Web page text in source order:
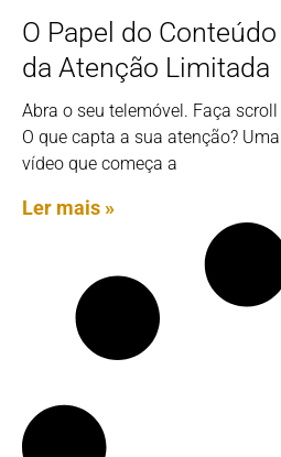
O Papel do
da Atenção Limitada
Abra o seu telemóvel. Faça
O que capta a sua atenção?
vídeo que começa a
Ler mais »